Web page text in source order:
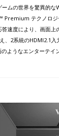
の世界を驚異的
テクノロ
速度により、画面
2系統のHDMI2.1
ようなエンターテ